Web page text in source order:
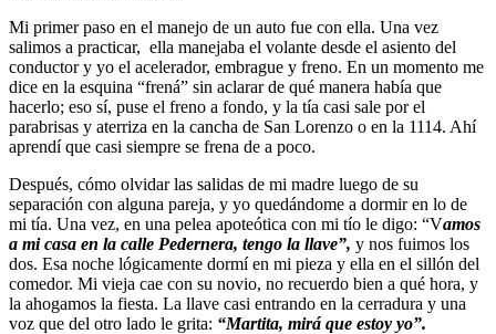
Mi primer paso en el manejo de un auto fue con ella. Una vez
salimos a practicar, ella manejaba el volante desde el asiento del
conductor y yo el acelerador, embrague y freno. En un momento me
dice en la esquina “frená” sin aclarar de qué manera había que
hacerlo; eso sí, puse el freno a fondo, y la tía casi sale por el
parabrisas y aterriza en la cancha de San Lorenzo o en la 1114. Ahí
aprendí que casi siempre se frena de a poco.
Después, cómo olvidar las salidas de mi madre luego de su
separación con alguna pareja, y yo quedándome a dormir en lo de
mi tía. Una vez, en una pelea apoteótica con mi tío le digo: “Vamos
a mi casa en la calle Pedernera, tengo la llave”, y nos fuimos los
dos. Esa noche lógicamente dormí en mi pieza y ella en el sillón del
comedor. Mi vieja cae con su novio, no recuerdo bien a qué hora, y
la ahogamos la fiesta. La llave casi entrando en la cerradura y una
voz que del otro lado le grita: “Martita, mirá que estoy yo”.